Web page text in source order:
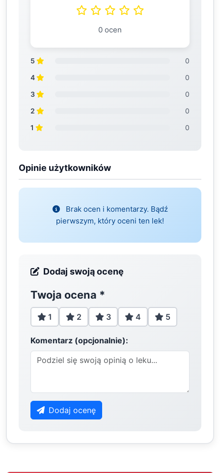
0 ocen
5
0
4
0
3
0
2
0
1
0
Opinie użytkowników
Brak ocen i komentarzy. Bądź
pierwszym, który oceni ten lek!
Dodaj swoją ocenę
Twoja ocena *
1 2 3 4 5
Komentarz (opcjonalnie):
Dodaj ocenę